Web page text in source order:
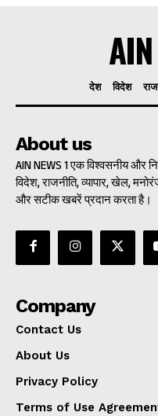
AIN
देश विदेश
About us
AIN NEWS 1 एक विश्वसनीय और
विदेश, राजनीति, व्यापार, खेल,
और सटीक खबरें प्रदान करता है।
Company
Contact Us
About Us
Privacy Policy
Terms of Use